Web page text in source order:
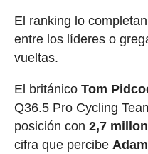
El ranking lo
entre los líderes o
vueltas.
El británico Tom
Q36.5 Pro Cycling
posición con 2,7
cifra que percibe